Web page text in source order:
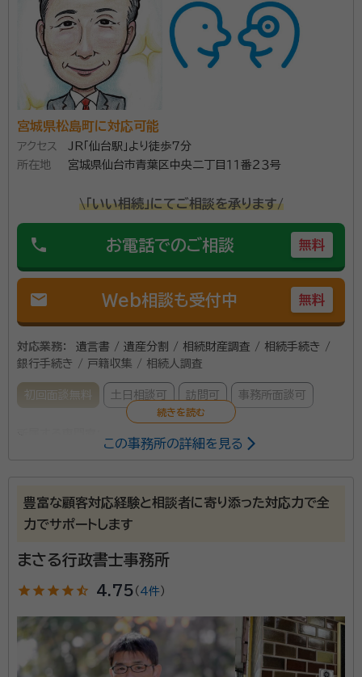
宮城県松島町に対応可能
アクセス
JR「仙台駅」より徒歩7分
所在地
宮城県仙台市青葉区中央二丁目１１番２３号
\「いい相続」にてご相談を承ります/
phone お電話でのご相談 無料
mail Web相談も受付中 無料
対応業務：
遺言書 / 遺産分割 / 相続財産調査 / 相続手続き /
銀行手続き / 戸籍収集 / 相続人調査
初回面談無料 土日相談可 訪問可 事務所面談可
仙台駅から歩いて10分くらいのところに事務所があり
けます。その方針を事務所のロゴに表しました。遺言、後
見、家族信託、相続、その他生活に関連したお手伝いを
00～17：00 ※時間外相談可能
行政書士・防災士・JGAP指導員
宮城県行政書士会
この事務所の詳細を見る
豊富な顧客対応経験と相談者に寄り添った対応力で全
力でサポートします
まさる行政書士事務所
star star star star star_half 4.75 （ 4件）